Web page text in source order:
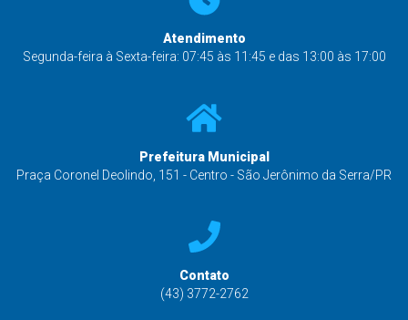
Atendimento
Segunda-feira à Sexta-feira: 07:45 às 11:45 e das 13:00 às 17:00
Prefeitura Municipal
Praça Coronel Deolindo, 151 - Centro - São Jerônimo da Serra/PR
Contato
(43) 3772-2762